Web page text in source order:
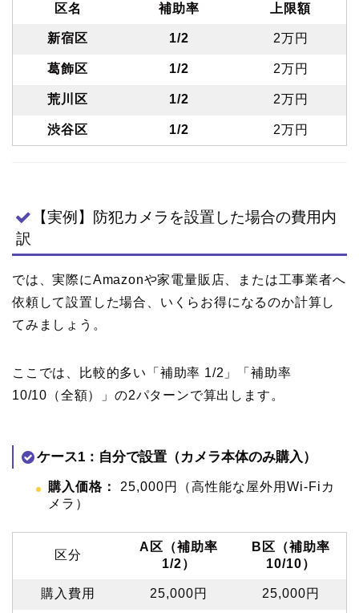
区名 補助率 上限額
新宿区 1/2 2万円
葛飾区 1/2 2万円
荒川区 1/2 2万円
渋谷区 1/2 2万円
【実例】防犯カメラを設置した場合の費用内
訳
では、実際にAmazonや家電量販店、または工事業者へ
依頼して設置した場合、いくらお得になるのか計算し
てみましょう。
ここでは、比較的多い「補助率 1/2」「補助率
10/10（全額）」の2パターンで算出します。
ケース1：自分で設置（カメラ本体のみ購入）
購入価格：
25,000円（高性能な屋外用Wi-Fiカ
メラ）
区分
A区（補助率
1/2）
B区（補助率
10/10）
購入費用 25,000円 25,000円